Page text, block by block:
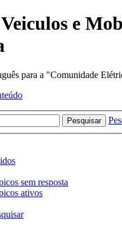
e
para a "Comunidade
Pesquisar
sem resposta
ativos